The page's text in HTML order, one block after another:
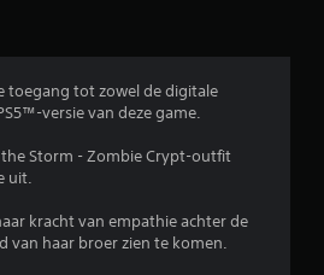
o
e
toegang tot zowel de digitale
versie van deze game.
the Storm - Zombie Crypt-outfit
uit.
kracht van empathie achter de
van haar broer zien te komen.